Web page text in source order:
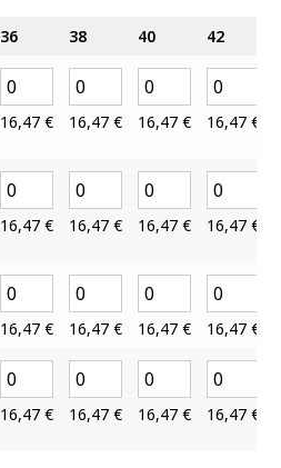
36 38 40 42
16,47 € 16,47 € 16,47 € 16,47 €
16,47 € 16,47 € 16,47 € 16,47 €
16,47 € 16,47 € 16,47 € 16,47 €
16,47 € 16,47 € 16,47 € 16,47 €